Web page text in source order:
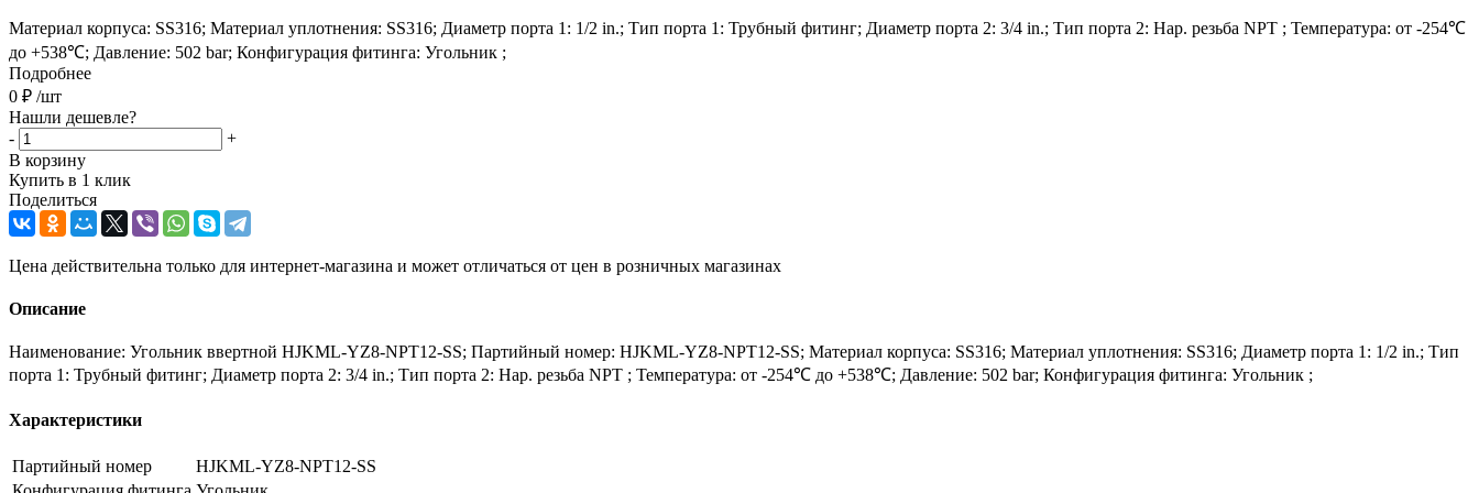
Материал корпуса: SS316; Материал уплотнения: SS316; Диаметр порта 1: 1/2 in.; Тип порта 1: Трубный фитинг; Диаметр порта 2: 3/4 in.; Тип порта 2: Нар. резьба NPT ; Температура: от -254℃
до +538℃; Давление: 502 bar; Конфигурация фитинга: Угольник ;
Подробнее
0 ₽ /шт
Нашли дешевле?
-
+
В корзину
Купить в 1 клик
Поделиться
Цена действительна только для интернет-магазина и может отличаться от цен в розничных магазинах
Описание
Наименование: Угольник ввертной HJKML-YZ8-NPT12-SS; Партийный номер: HJKML-YZ8-NPT12-SS; Материал корпуса: SS316; Материал уплотнения: SS316; Диаметр порта 1: 1/2 in.; Тип
порта 1: Трубный фитинг; Диаметр порта 2: 3/4 in.; Тип порта 2: Нар. резьба NPT ; Температура: от -254℃ до +538℃; Давление: 502 bar; Конфигурация фитинга: Угольник ;
Характеристики
Партийный номер
HJKML-YZ8-NPT12-SS